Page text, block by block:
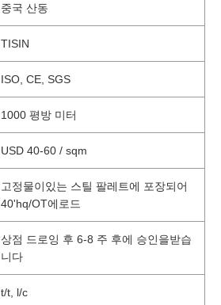
중국 산동
TISIN
ISO, CE, SGS
1000 평방 미터
USD 40-60 / sqm
고정물이있는 스틸 팔레트에 포장되어
40'hq/OT에로드
상점 드로잉 후 6-8 주 후에 승인을받습
니다
t/t, l/c